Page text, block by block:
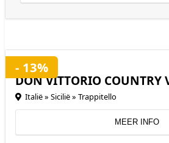
3 sterren accommodatie
DON VITTORIO COUNTRY
Italië » Sicilië » Trappitello
MEER INFO
- 13%